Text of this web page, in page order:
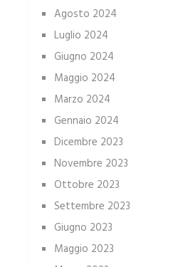
Agosto 2024
Luglio 2024
Giugno 2024
Maggio 2024
Marzo 2024
Gennaio 2024
Dicembre 2023
Novembre 2023
Ottobre 2023
Settembre 2023
Giugno 2023
Maggio 2023